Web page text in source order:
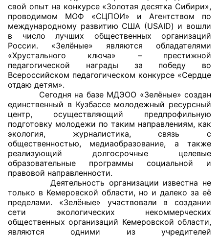
исполнительной власти
Общественные советы по проведению
независимой оценки качества условий
оказания услуг
О Палате
Структура Палаты
Комиссии
Экспертный совет ОП КО
Совет ОП КО
Общественный штаб
Члены ОП КО
Документы ОП КО
свой опыт на конкурсе «Золотая десятка Сибири»,
проводимом МОФ «СЦПОИ» и Агентством по
международному развитию США (USAID) и вошли
в число лучших общественных организаций
России. «Зелёные» являются обладателями
«Хрустального ключа» – престижной
педагогической награды за победу во
Всероссийском педагогическом конкурсе «Сердце
отдаю детям».
Сегодня на базе МДЭОО «Зелёные» создан
единственный в Кузбассе молодежный ресурсный
центр, осуществляющий предпрофильную
подготовку молодежи по таким направлениям, как
экология, журналистика, связь с
общественностью, медиаобразование, а также
реализующий долгосрочные целевые
образовательные программы социальной и
правовой направленности.
Деятельность организации известна не
только в Кемеровской области, но и далеко за её
пределами. «Зелёные» участвовали в создании
сети экологических некоммерческих
общественных организаций Кемеровской области,
являются одними из учредителей